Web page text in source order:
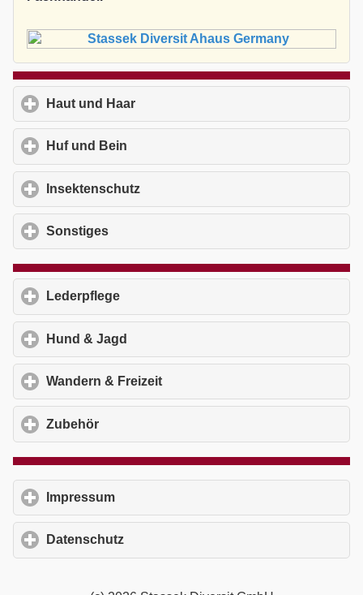
Haut und Haar
Huf und Bein
Insektenschutz
Sonstiges
Lederpflege
Hund & Jagd
Wandern & Freizeit
Zubehör
Impressum
Datenschutz